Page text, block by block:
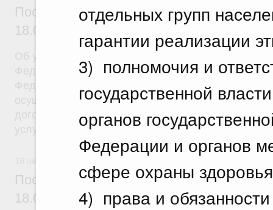
отдельных групп
гарантии реализации
3) полномочия и
государственной
органов
Федерации и органов
сфере охраны
4) права и
Постановление Правительства
18.07.2026 г. № 908
Федеральной службы войск национальной
Федерации (территориального органа),
осуществление частной детективной
договора на оказание сыскных услуг и об
Постановление Правительства
18.07.2026 г. № 910